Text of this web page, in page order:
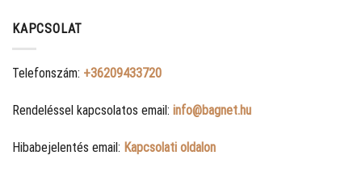
KAPCSOLAT
Telefonszám: +36209433720
Rendeléssel kapcsolatos email: info@bagnet.hu
Hibabejelentés email: Kapcsolati oldalon